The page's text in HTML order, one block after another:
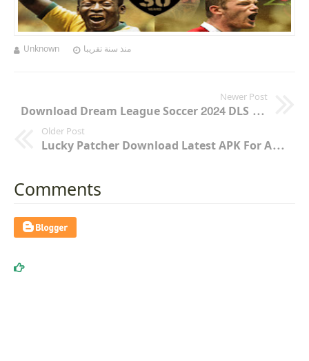
Unknown منذ سنة تقريبا
Newer Post
Download Dream League Soccer 2024 DLS 24 Mod Apk Obb
Older Post
Lucky Patcher Download Latest APK For Android
Comments